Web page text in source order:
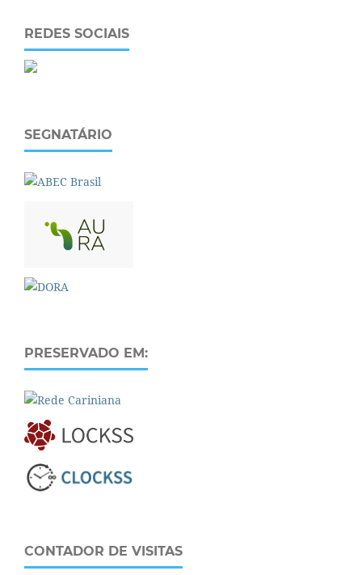
REDES SOCIAIS
SEGNATÁRIO
PRESERVADO EM:
CONTADOR DE VISITAS